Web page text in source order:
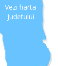
Vezi harta
Judetului